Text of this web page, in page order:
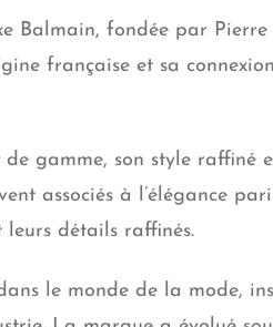
Balmain, fondée par Pierre
française et sa
gamme, son style raffiné
associés à l’élégance
leurs détails raffinés.
le monde de la mode,